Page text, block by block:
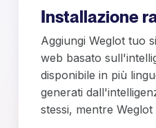
Installazione
Aggiungi Weglot tuo
web basato
disponibile in più
generati
stessi, mentre